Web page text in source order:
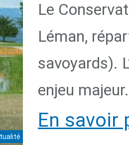
Le
Léman,
savoyards).
enjeu majeur.
En savoir